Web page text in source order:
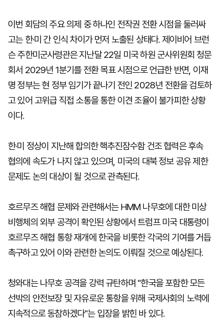
이번 회담의 주요 의제 중 하나인 전작권 전환 시점을 둘러싸
고는 한·미 간 인식 차이가 먼저 노출된 상태다. 제이비어 브런
슨 주한미군사령관은 지난달 22일 미국 하원 군사위원회 청문
회서 2029년 1분기를 전환 목표 시점으로 언급한 반면, 이재
명 정부는 현 정부 임기가 끝나기 전인 2028년 전환을 검토하
고 있어 고위급 직접 소통을 통한 이견 조율이 불가피한 상황
이다.
한·미 정상이 지난해 합의한 핵추진잠수함 건조 협력은 후속
협의에 속도가 나지 않고 있으며, 미국의 대북 정보 공유 제한
문제도 논의 대상이 될 것으로 관측된다.
호르무즈 해협 문제와 관련해서는 HMM 나무호에 대한 미상
비행체의 외부 공격이 확인된 상황에서 트럼프 미국 대통령이
호르무즈 해협 통항 재개에 한국을 비롯한 각국의 기여를 거듭
촉구하고 있어 이와 관련한 논의도 이뤄질 것으로 예상된다.
청와대는 나무호 공격을 강력 규탄하며 "한국을 포함한 모든
선박의 안전보장 및 자유로운 통항을 위해 국제사회의 노력에
지속적으로 동참하겠다"는 입장을 밝힌 바 있다.